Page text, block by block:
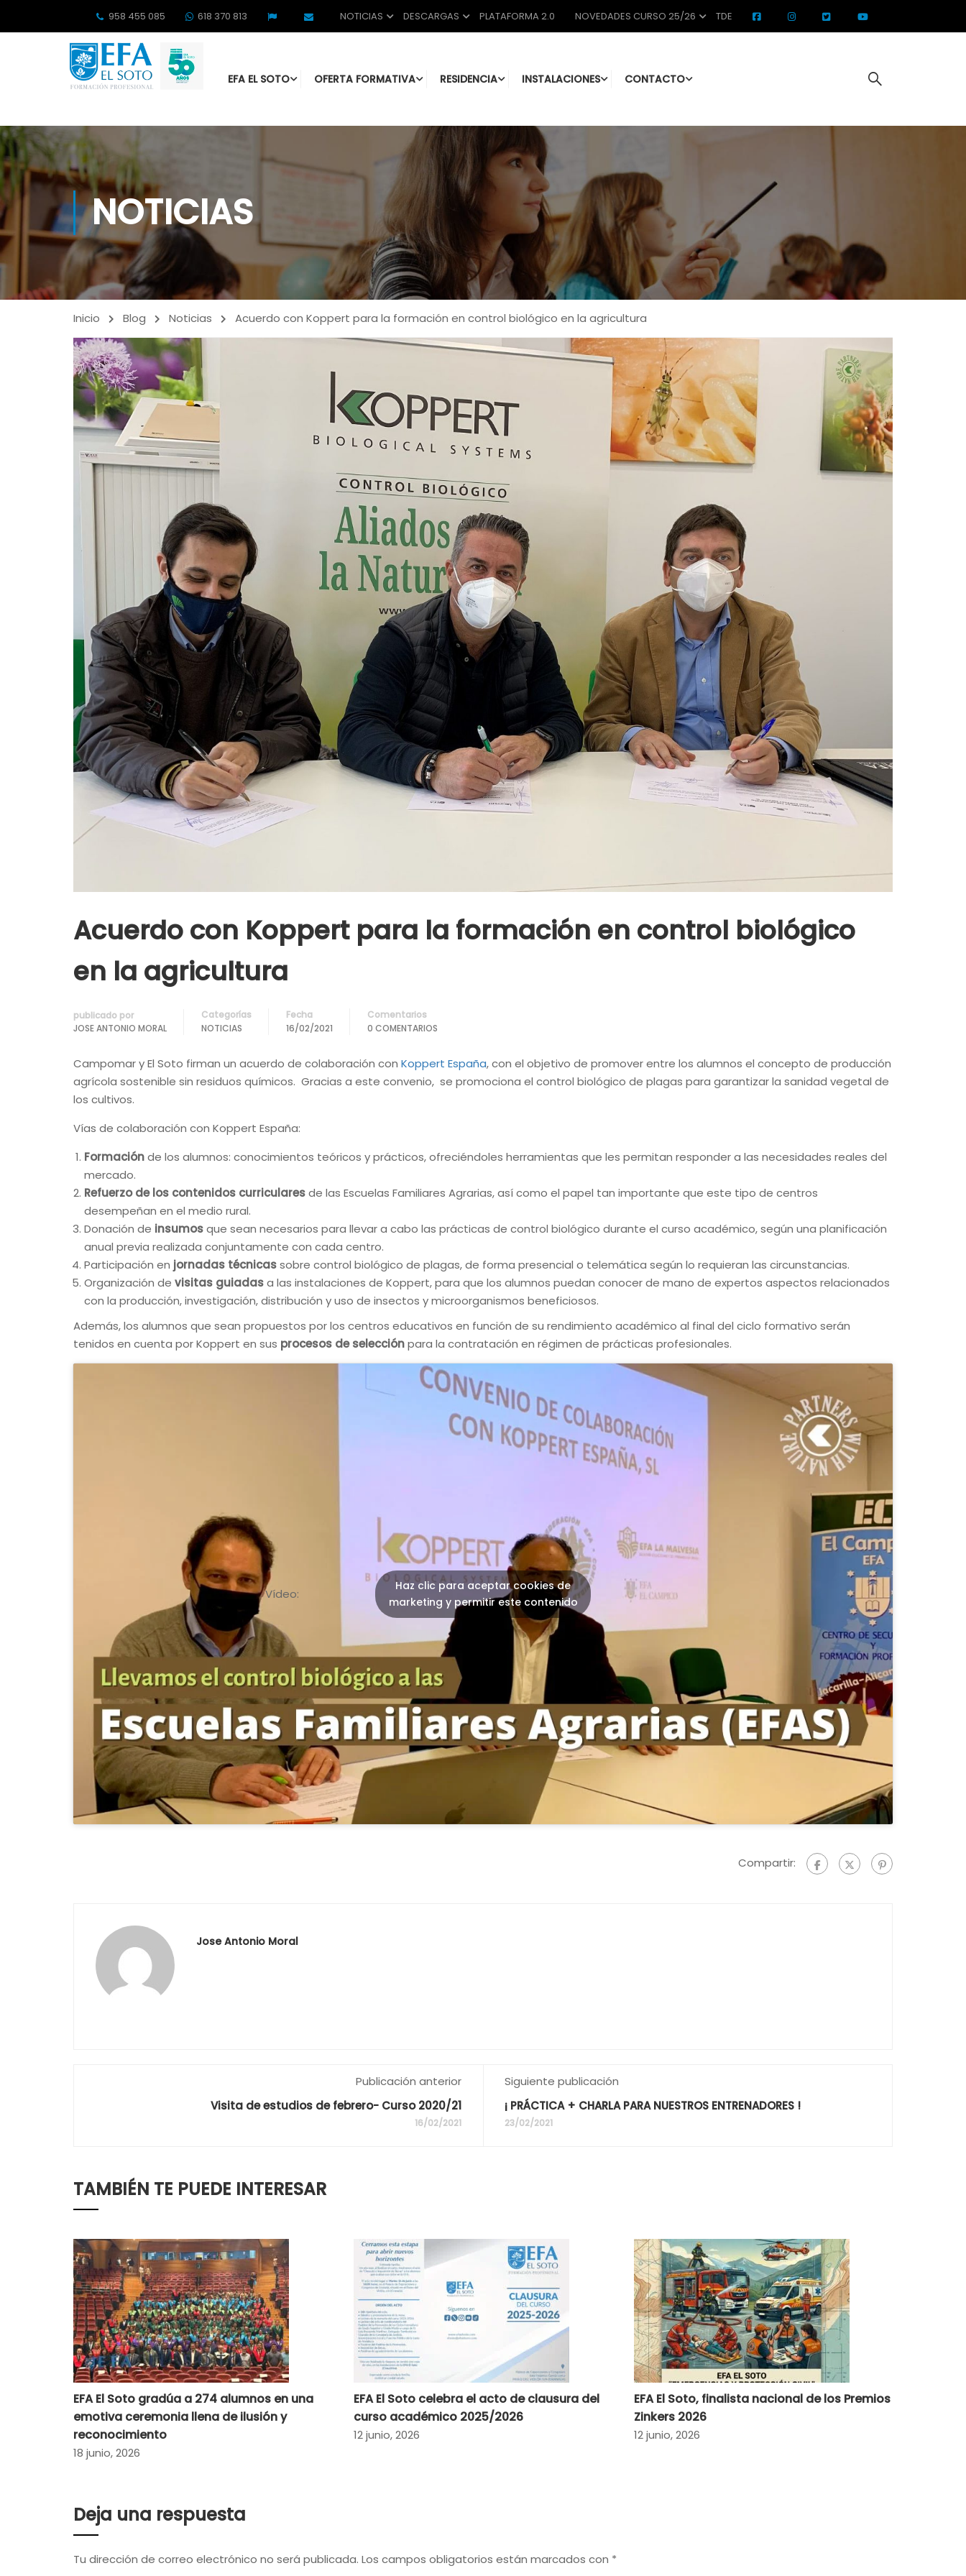
958 455 085 618 370 813 NOTICIAS DESCARGAS PLATAFORMA 2.0 NOVEDADES CURSO 25/26 TDE
EFA EL SOTO OFERTA FORMATIVA RESIDENCIA INSTALACIONES CONTACTO
NOTICIAS
Inicio Blog Noticias Acuerdo con Koppert para la formación en control biológico en la agricultura
Acuerdo con Koppert para la formación en control biológico
en la agricultura
publicado por
JOSE ANTONIO MORAL
Categorías
NOTICIAS
Fecha
16/02/2021
Comentarios
0 COMENTARIOS
Campomar y El Soto firman un acuerdo de colaboración con Koppert España, con el objetivo de promover entre los alumnos el concepto de producción
agrícola sostenible sin residuos químicos. Gracias a este convenio, se promociona el control biológico de plagas para garantizar la sanidad vegetal de
los cultivos.
Vías de colaboración con Koppert España:
Formaciónde los alumnos: conocimientos teóricos y prácticos, ofreciéndoles herramientas que les permitan responder a las necesidades reales del
mercado.
Refuerzo de los contenidos curricularesde las Escuelas Familiares Agrarias, así como el papel tan importante que este tipo de centros
desempeñan en el medio rural.
Donación de insumosque sean necesarios para llevar a cabo las prácticas de control biológico durante el curso académico, según una planificación
anual previa realizada conjuntamente con cada centro.
Participación en jornadas técnicassobre control biológico de plagas, de forma presencial o telemática según lo requieran las circunstancias.
Organización de visitas guiadasa las instalaciones de Koppert, para que los alumnos puedan conocer de mano de expertos aspectos relacionados
con la producción, investigación, distribución y uso de insectos y microorganismos beneficiosos.
Además, los alumnos que sean propuestos por los centros educativos en función de su rendimiento académico al final del ciclo formativo serán
tenidos en cuenta por Koppert en sus procesos de selecciónpara la contratación en régimen de prácticas profesionales.
Vídeo:
Haz clic para aceptar cookies de
marketing y permitir este contenido
Compartir:
Jose Antonio Moral
Publicación anterior
Visita de estudios de febrero- Curso 2020/21
16/02/2021
Siguiente publicación
¡ PRÁCTICA + CHARLA PARA NUESTROS ENTRENADORES !
23/02/2021
TAMBIÉN TE PUEDE INTERESAR
EFA El Soto gradúa a 274 alumnos en una
emotiva ceremonia llena de ilusión y
reconocimiento
18 junio, 2026
EFA El Soto celebra el acto de clausura del
curso académico 2025/2026
12 junio, 2026
EFA El Soto, finalista nacional de los Premios
Zinkers 2026
12 junio, 2026
Deja una respuesta
Tu dirección de correo electrónico no será publicada. Los campos obligatorios están marcados con *